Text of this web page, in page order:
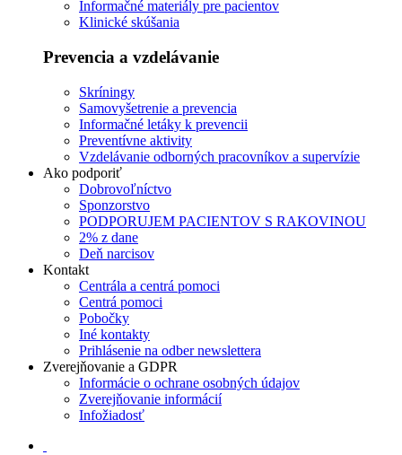
Informačné materiály pre pacientov
Klinické skúšania
Prevencia a vzdelávanie
Skríningy
Samovyšetrenie a prevencia
Informačné letáky k prevencii
Preventívne aktivity
Vzdelávanie odborných pracovníkov a supervízie
Ako podporiť
Dobrovoľníctvo
Sponzorstvo
PODPORUJEM PACIENTOV S RAKOVINOU
2% z dane
Deň narcisov
Kontakt
Centrála a centrá pomoci
Centrá pomoci
Pobočky
Iné kontakty
Prihlásenie na odber newslettera
Zverejňovanie a GDPR
Informácie o ochrane osobných údajov
Zverejňovanie informácií
Infožiadosť